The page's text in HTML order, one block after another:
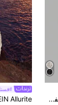
Sweetra فستان حفلة صيفي أنيق بتصميم رقبة مربعة وخصر ضيق مزين بالترتر، بأسلوب فرنسي أنيق